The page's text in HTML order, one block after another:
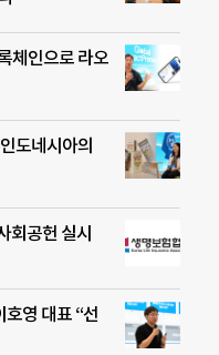
체인으로 라오
도네시아의
회공헌 실시
영 대표 “선